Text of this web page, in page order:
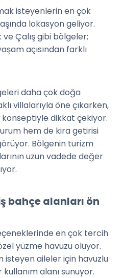
isteyenlerin en çok
lokasyon geliyor.
ve Çalış gibi bölgeler;
açısından farklı
daha çok doğa
villalarıyla öne çıkarken,
dikkat çekiyor.
hem de kira getirisi
Bölgenin turizm
uzun vadede değer
bahçe alanları ön
en çok tercih
yüzme havuzu oluyor.
isteyen aileler için havuzlu
alanı sunuyor.